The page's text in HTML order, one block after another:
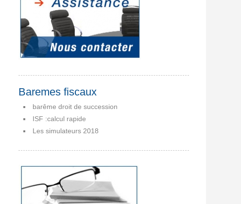
Baremes fiscaux
barême droit de succession
ISF :calcul rapide
Les simulateurs 2018